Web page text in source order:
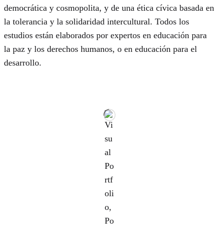
democrática y cosmopolita, y de una ética cívica basada en
la tolerancia y la solidaridad intercultural. Todos los
estudios están elaborados por expertos en educación para
la paz y los derechos humanos, o en educación para el
desarrollo.